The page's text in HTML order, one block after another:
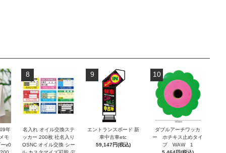
9年
モ
v0
8
名入れ オイル交換ステ
ッカー 200枚 社名入り
OSNC オイル交換 シー
9
エントランスボード 新
車中古車etc
59,147円(税込)
10
ダブルアーチワッカ
ー ホチキス止めタイ
プ WAW 1